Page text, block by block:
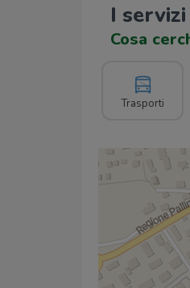
I
Cosa
Trasporti